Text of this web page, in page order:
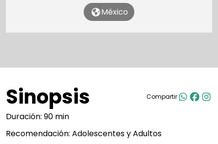
México
Sinopsis Compartir
Duración: 90 min
Recomendación: Adolescentes y Adultos